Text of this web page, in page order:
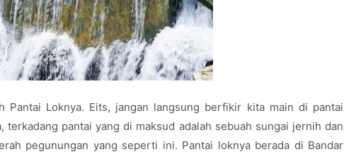
Pantai Loknya. Eits, jangan langsung berfikir kita main di pantai
terkadang pantai yang di maksud adalah sebuah sungai jernih dan
pegunungan yang seperti ini. Pantai loknya berada di Bandar